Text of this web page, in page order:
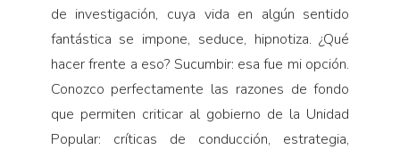
de investigación, cuya vida en algún sentido
fantástica se impone, seduce, hipnotiza. ¿Qué
hacer frente a eso? Sucumbir: esa fue mi opción.
Conozco perfectamente las razones de fondo
que permiten criticar al gobierno de la Unidad
Popular: críticas de conducción, estrategia,